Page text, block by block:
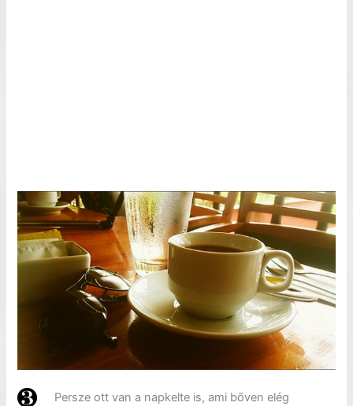
Persze ott van a napkelte is, ami bőven elég